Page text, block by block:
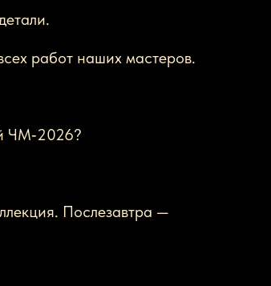
работ наших мастеров.
ЧМ‑2026?
Послезавтра —